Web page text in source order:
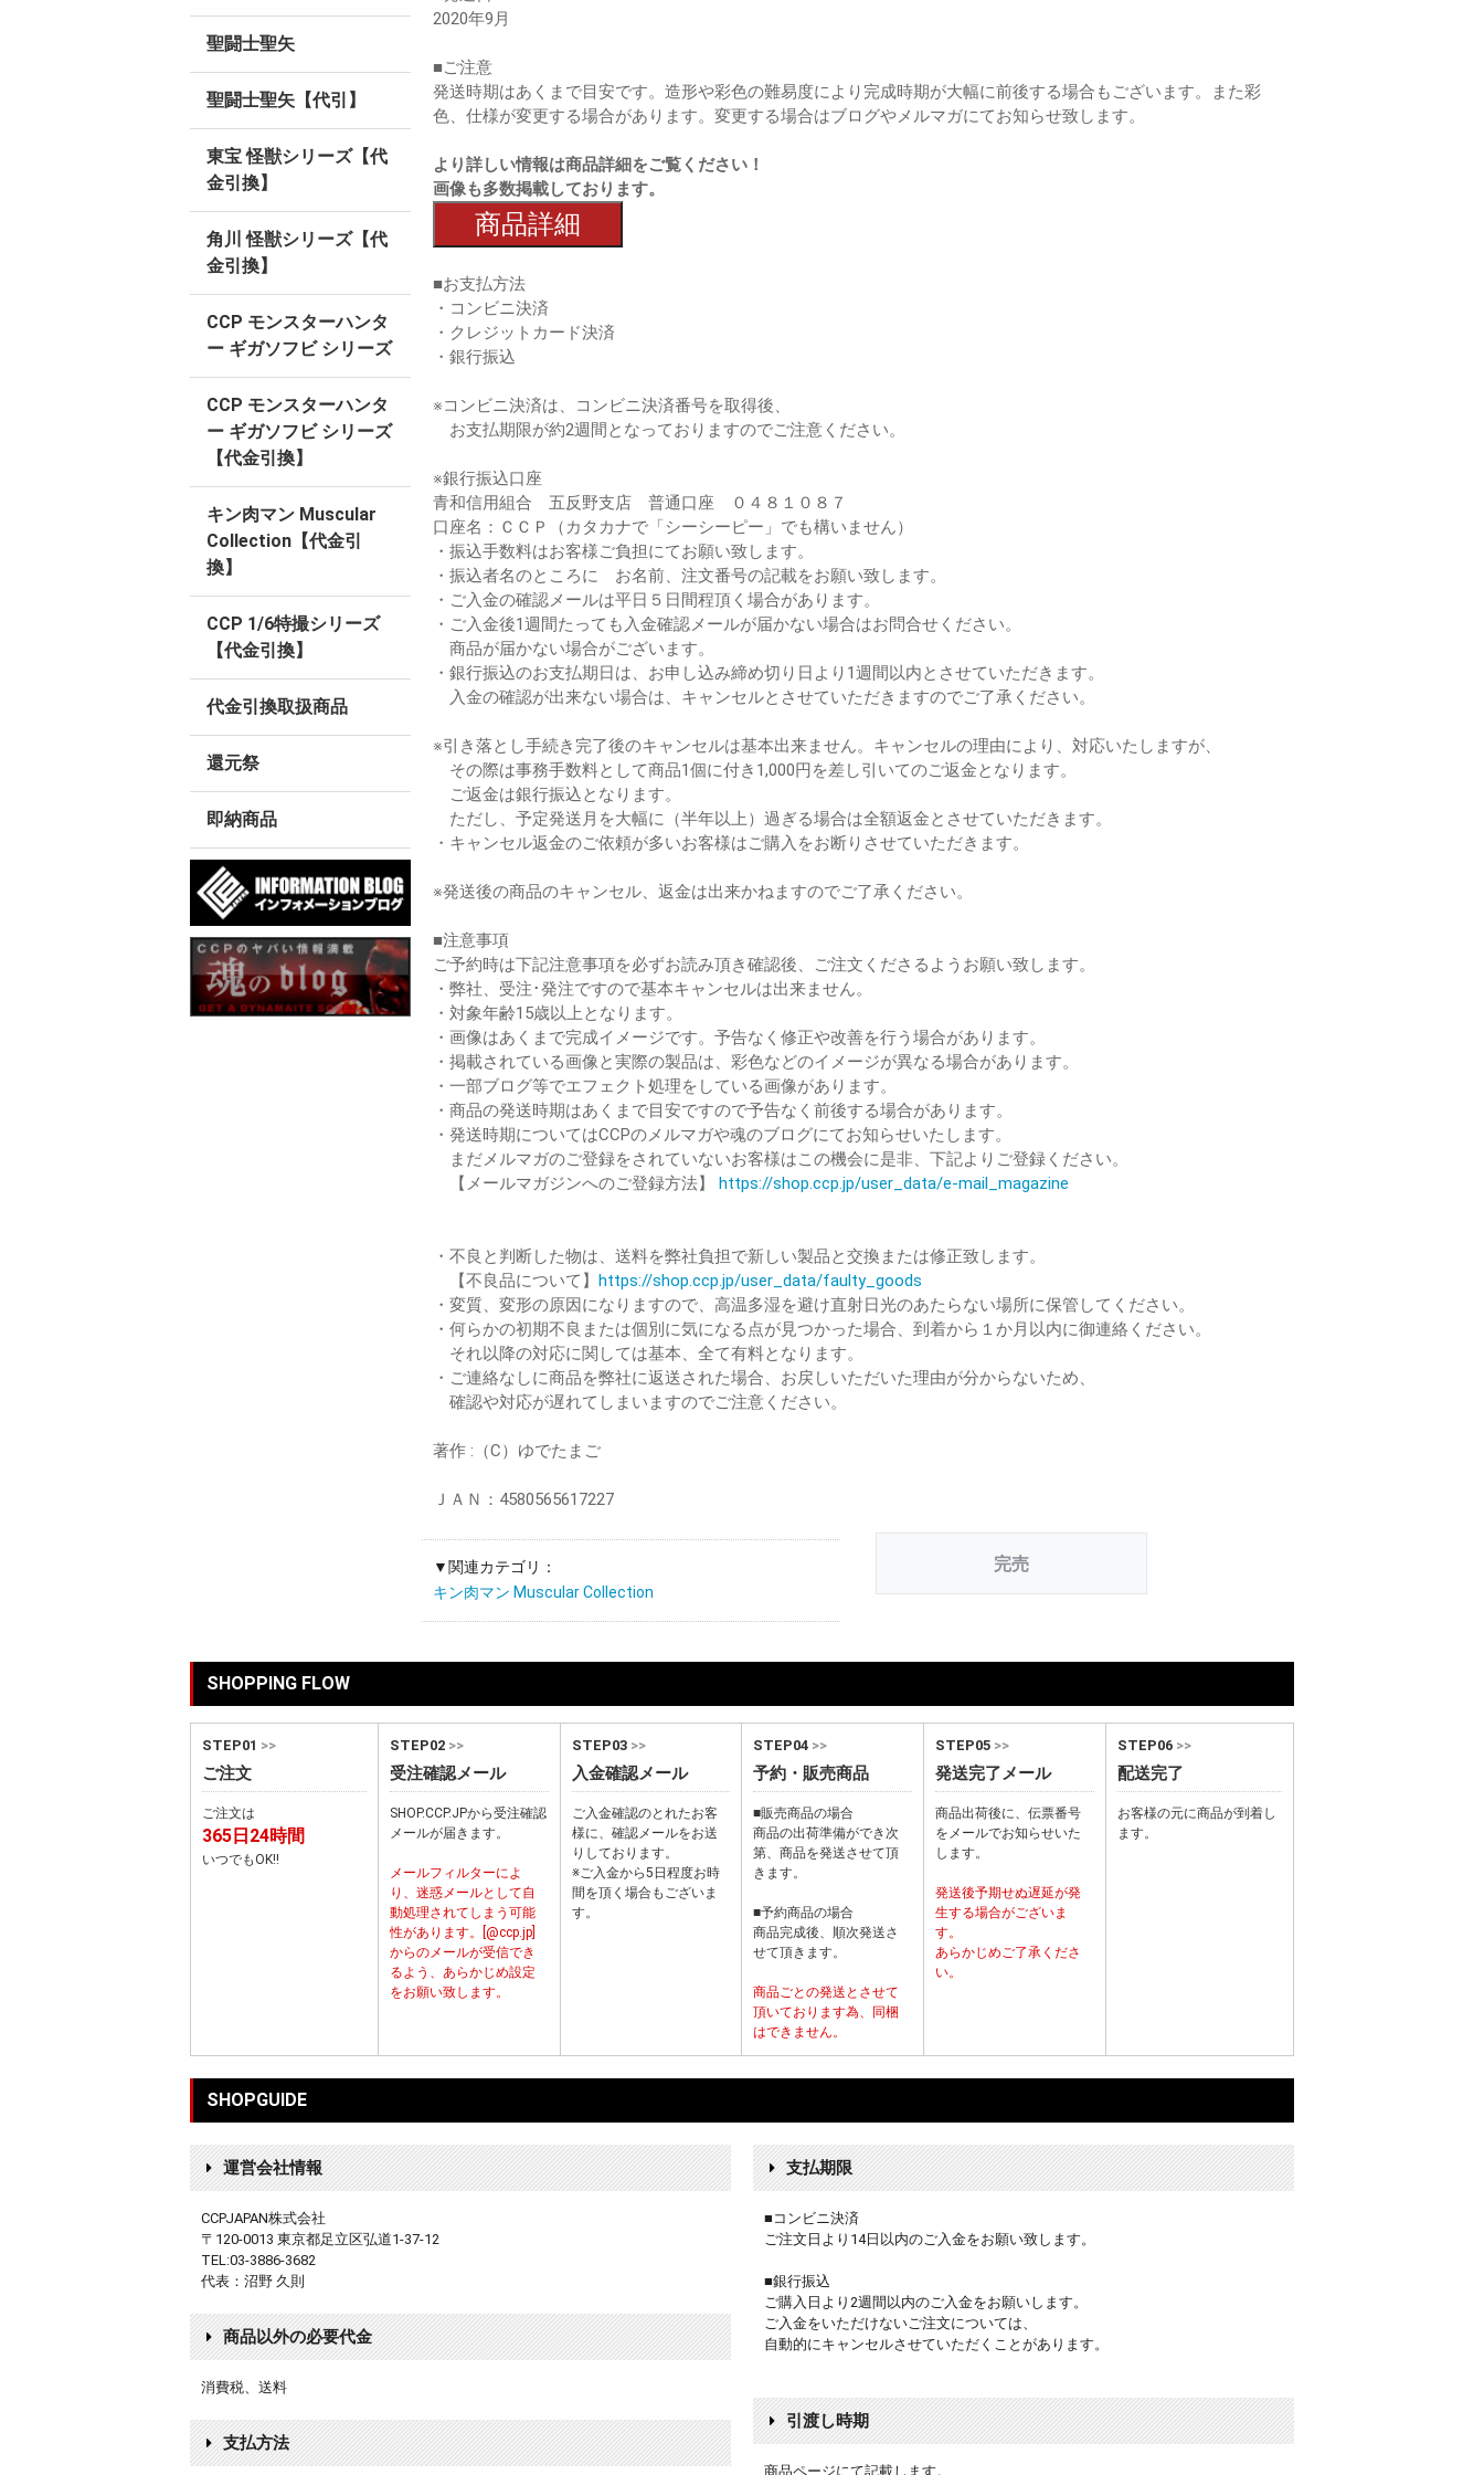
2020年9月
■ご注意
発送時期はあくまで目安です。造形や彩色の難易度により完成時期が大幅に前後する場合もございます。また彩
色、仕様が変更する場合があります。変更する場合はブログやメルマガにてお知らせ致します。
より詳しい情報は商品詳細をご覧ください！
画像も多数掲載しております。
商品詳細
■お支払方法
・コンビニ決済
・クレジットカード決済
・銀行振込
※コンビニ決済は、コンビニ決済番号を取得後、
お支払期限が約2週間となっておりますのでご注意ください。
※銀行振込口座
青和信用組合 五反野支店 普通口座 ０４８１０８７
口座名：ＣＣＰ（カタカナで「シーシーピー」でも構いません）
・振込手数料はお客様ご負担にてお願い致します。
・振込者名のところに お名前、注文番号の記載をお願い致します。
・ご入金の確認メールは平日５日間程頂く場合があります。
・ご入金後1週間たっても入金確認メールが届かない場合はお問合せください。
商品が届かない場合がございます。
・銀行振込のお支払期日は、お申し込み締め切り日より1週間以内とさせていただきます。
入金の確認が出来ない場合は、キャンセルとさせていただきますのでご了承ください。
※引き落とし手続き完了後のキャンセルは基本出来ません。キャンセルの理由により、対応いたしますが、
その際は事務手数料として商品1個に付き1,000円を差し引いてのご返金となります。
ご返金は銀行振込となります。
ただし、予定発送月を大幅に（半年以上）過ぎる場合は全額返金とさせていただきます。
・キャンセル返金のご依頼が多いお客様はご購入をお断りさせていただきます。
※発送後の商品のキャンセル、返金は出来かねますのでご了承ください。
■注意事項
ご予約時は下記注意事項を必ずお読み頂き確認後、ご注文くださるようお願い致します。
・弊社、受注･発注ですので基本キャンセルは出来ません。
・対象年齢15歳以上となります。
・画像はあくまで完成イメージです。予告なく修正や改善を行う場合があります。
・掲載されている画像と実際の製品は、彩色などのイメージが異なる場合があります。
・一部ブログ等でエフェクト処理をしている画像があります。
・商品の発送時期はあくまで目安ですので予告なく前後する場合があります。
・発送時期についてはCCPのメルマガや魂のブログにてお知らせいたします。
まだメルマガのご登録をされていないお客様はこの機会に是非、下記よりご登録ください。
【メールマガジンへのご登録方法】 https://shop.ccp.jp/user_data/e-mail_magazine
・不良と判断した物は、送料を弊社負担で新しい製品と交換または修正致します。
【不良品について】 https://shop.ccp.jp/user_data/faulty_goods
・変質、変形の原因になりますので、高温多湿を避け直射日光のあたらない場所に保管してください。
・何らかの初期不良または個別に気になる点が見つかった場合、到着から１か月以内に御連絡ください。
それ以降の対応に関しては基本、全て有料となります。
・ご連絡なしに商品を弊社に返送された場合、お戻しいただいた理由が分からないため、
確認や対応が遅れてしまいますのでご注意ください。
著作 :（C）ゆでたまご
ＪＡＮ：4580565617227
完売
▼関連カテゴリ：
キン肉マン Muscular Collection
聖闘士聖矢
聖闘士聖矢【代引】
東宝 怪獣シリーズ【代
金引換】
角川 怪獣シリーズ【代
金引換】
CCP モンスターハンタ
ー ギガソフビ シリーズ
CCP モンスターハンタ
ー ギガソフビ シリーズ
【代金引換】
キン肉マン Muscular
Collection【代金引
換】
CCP 1/6特撮シリーズ
【代金引換】
代金引換取扱商品
還元祭
即納商品
SHOPPING FLOW
STEP01 >>
ご注文
ご注文は
365日24時間
いつでもOK!!
STEP02 >>
受注確認メール
SHOP.CCP.JPから受注確認
メールが届きます。
メールフィルターによ
り、迷惑メールとして自
動処理されてしまう可能
性があります。[@ccp.jp]
からのメールが受信でき
るよう、あらかじめ設定
をお願い致します。
STEP03 >>
入金確認メール
ご入金確認のとれたお客
様に、確認メールをお送
りしております。
※ご入金から5日程度お時
間を頂く場合もございま
す。
STEP04 >>
予約・販売商品
■販売商品の場合
商品の出荷準備ができ次
第、商品を発送させて頂
きます。
■予約商品の場合
商品完成後、順次発送さ
せて頂きます。
商品ごとの発送とさせて
頂いております為、同梱
はできません。
STEP05 >>
発送完了メール
商品出荷後に、伝票番号
をメールでお知らせいた
します。
発送後予期せぬ遅延が発
生する場合がございま
す。
あらかじめご了承くださ
い。
STEP06 >>
配送完了
お客様の元に商品が到着し
ます。
SHOPGUIDE
運営会社情報
CCPJAPAN株式会社
〒120-0013 東京都足立区弘道1-37-12
TEL:03-3886-3682
代表：沼野 久則
商品以外の必要代金
消費税、送料
支払方法
支払期限
■コンビニ決済
ご注文日より14日以内のご入金をお願い致します。
■銀行振込
ご購入日より2週間以内のご入金をお願いします。
ご入金をいただけないご注文については、
自動的にキャンセルさせていただくことがあります。
引渡し時期
商品ページにて記載します。